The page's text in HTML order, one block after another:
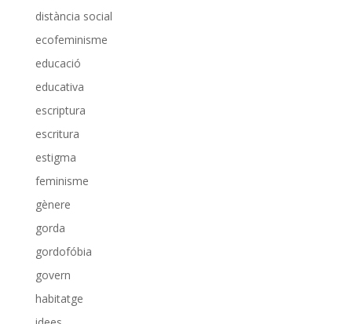
distància social
ecofeminisme
educació
educativa
escriptura
escritura
estigma
feminisme
gènere
gorda
gordofóbia
govern
habitatge